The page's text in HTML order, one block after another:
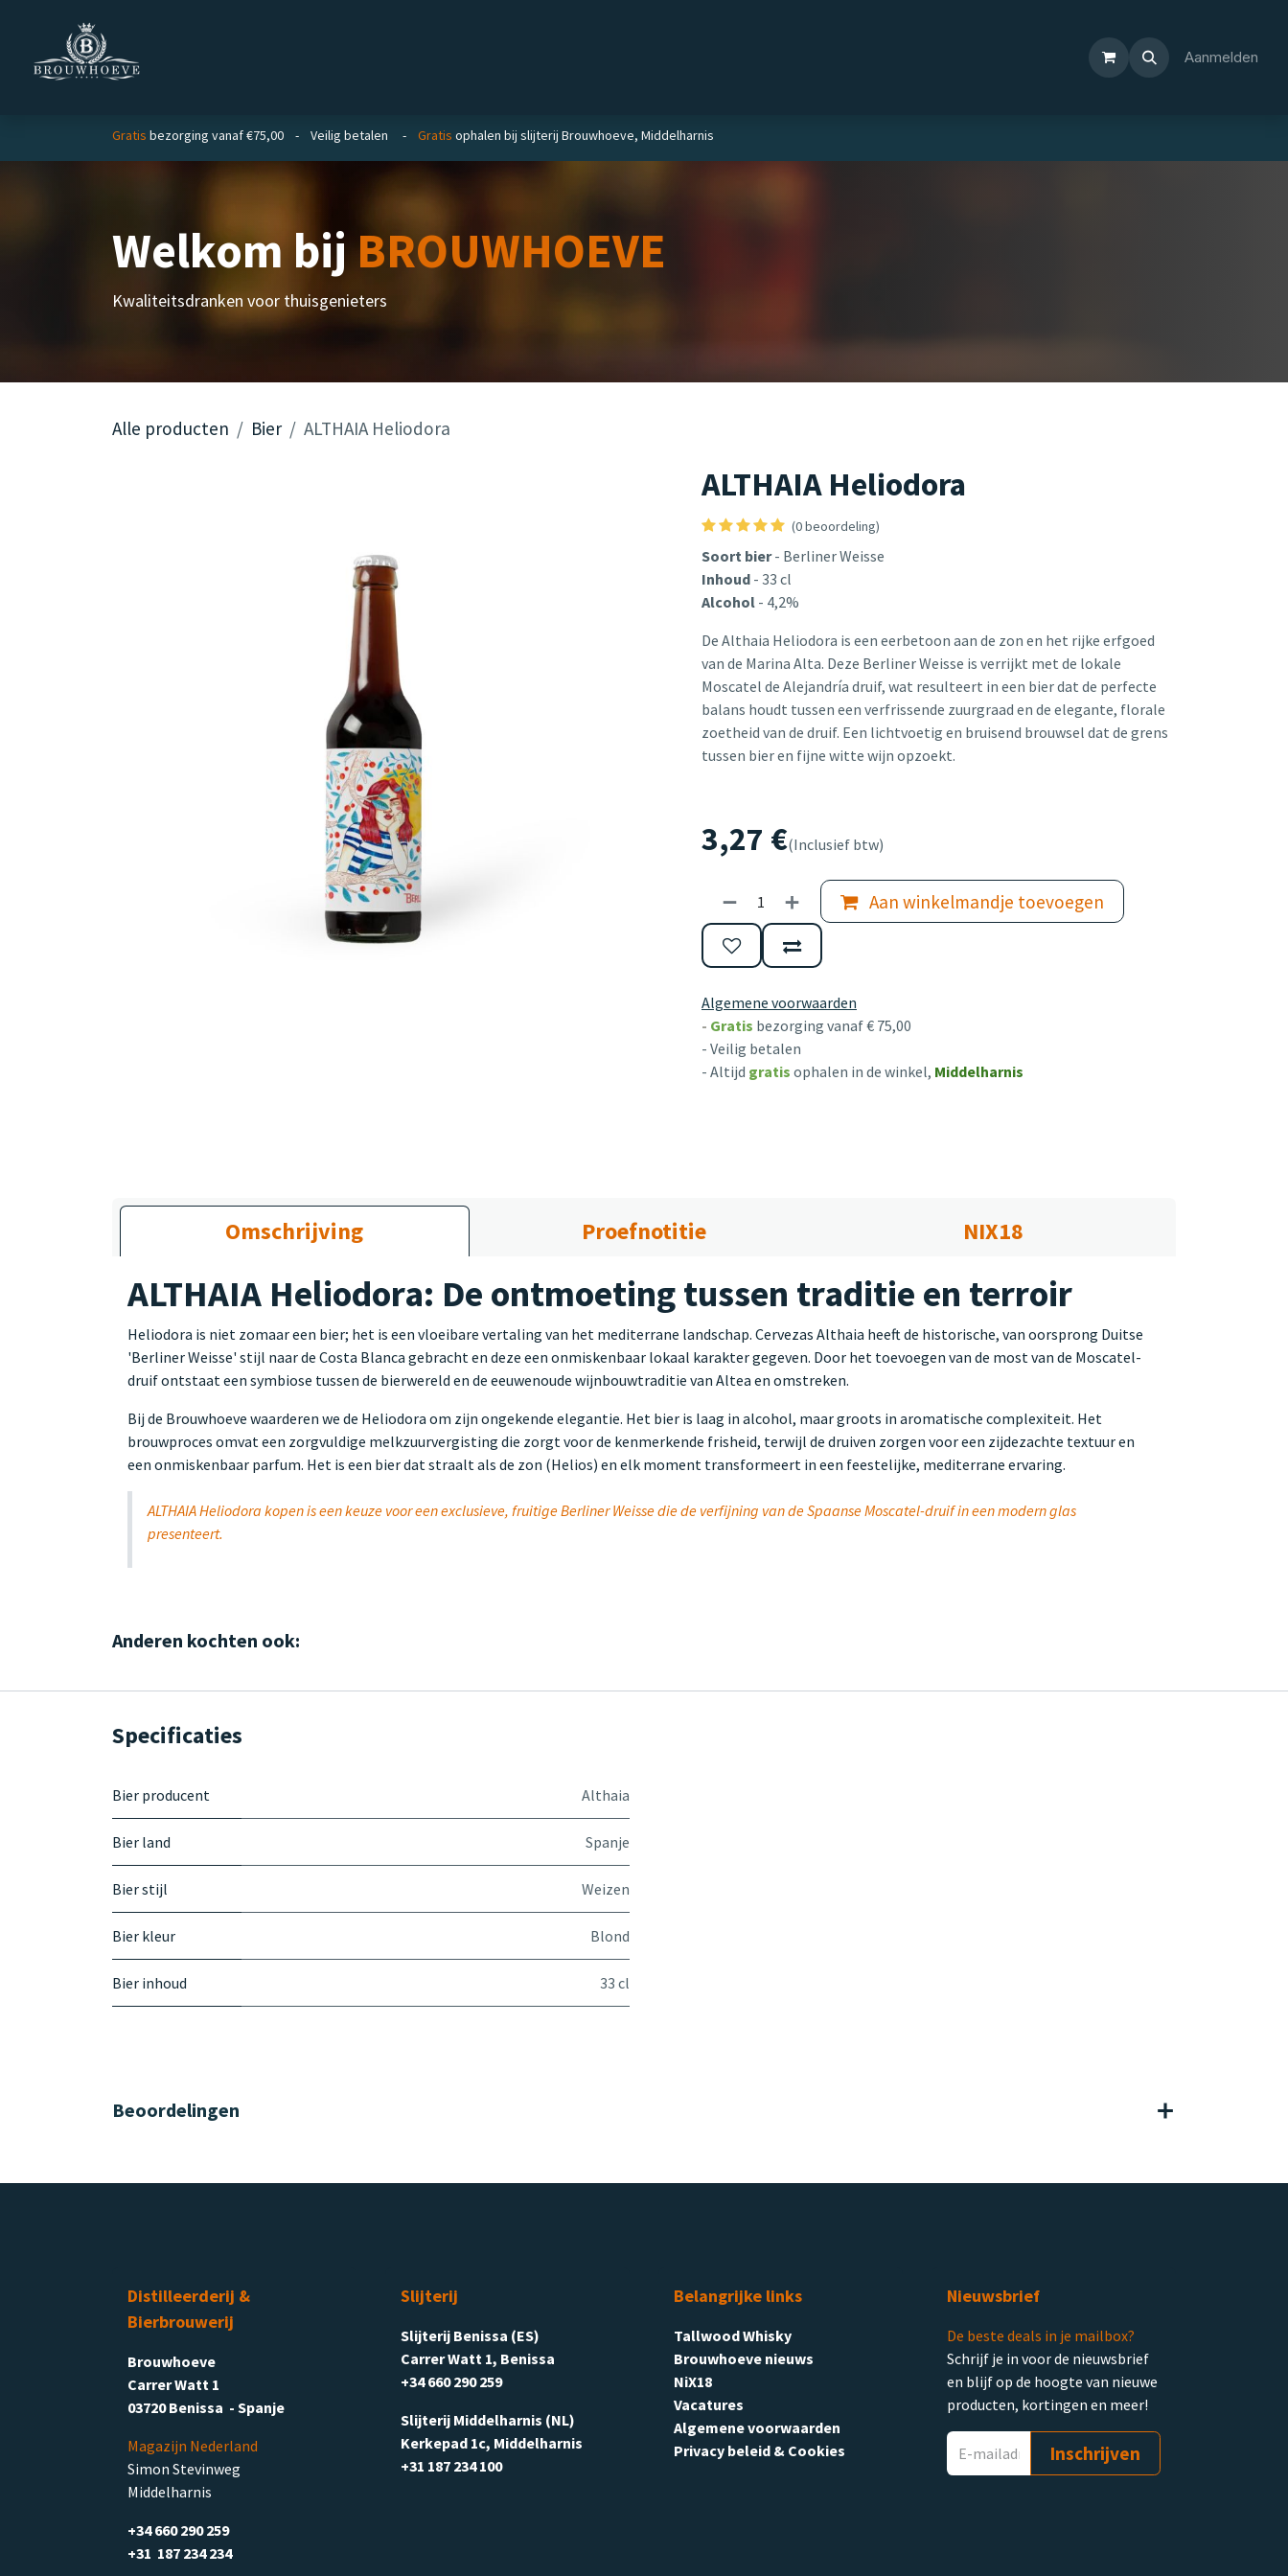
Aanmelden
Gratis bezorging vanaf €75,00 - Veilig betalen - Gratis ophalen bij slijterij Brouwhoeve, Middelharnis
Welkom bijBROUWHOEVE
Kwaliteitsdranken voor thuisgenieters
Alle producten Bier ALTHAIA Heliodora
ALTHAIA Heliodora
(0 beoordeling)
Soort bier- Berliner Weisse
Inhoud - 33 cl
Alcohol - 4,2%
De Althaia Heliodora is een eerbetoon aan de zon en het rijke erfgoed
van de Marina Alta. Deze Berliner Weisse is verrijkt met de lokale
Moscatel de Alejandría druif, wat resulteert in een bier dat de perfecte
balans houdt tussen een verfrissende zuurgraad en de elegante, florale
zoetheid van de druif. Een lichtvoetig en bruisend brouwsel dat de grens
tussen bier en fijne witte wijn opzoekt.
3,27 €(Inclusief btw)
Aan winkelmandje toevoegen
Algemene voorwaarden
- Gratis bezorging vanaf € 75,00
- Veilig betalen
- Altijd gratis ophalen in de winkel, Middelharnis
Omschrijving Proefnotitie NIX18
ALTHAIA Heliodora: De ontmoeting tussen traditie en terroir
Heliodora is niet zomaar een bier; het is een vloeibare vertaling van het mediterrane landschap. Cervezas Althaia heeft de historische, van oorsprong Duitse
'Berliner Weisse' stijl naar de Costa Blanca gebracht en deze een onmiskenbaar lokaal karakter gegeven. Door het toevoegen van de most van de Moscatel-
druif ontstaat een symbiose tussen de bierwereld en de eeuwenoude wijnbouwtraditie van Altea en omstreken.
Bij de Brouwhoeve waarderen we de Heliodora om zijn ongekende elegantie. Het bier is laag in alcohol, maar groots in aromatische complexiteit. Het
brouwproces omvat een zorgvuldige melkzuurvergisting die zorgt voor de kenmerkende frisheid, terwijl de druiven zorgen voor een zijdezachte textuur en
een onmiskenbaar parfum. Het is een bier dat straalt als de zon (Helios) en elk moment transformeert in een feestelijke, mediterrane ervaring.
ALTHAIA Heliodora kopen is een keuze voor een exclusieve, fruitige Berliner Weisse die de verfijning van de Spaanse Moscatel-druif in een modern glas
presenteert.
Anderen kochten ook:
Specificaties
Bier producent Althaia
Bier land Spanje
Bier stijl Weizen
Bier kleur Blond
Bier inhoud 33 cl
Beoordelingen
Distilleerderij &
Bierbrouwerij
Brouwhoeve
Carrer Watt 1
03720 Benissa - Spanje
Magazijn Nederland
Simon Stevinweg
Middelharnis
+34 660 290 259
+31 187 234 234
Slijterij
Slijterij Benissa (ES)
Carrer Watt 1, Benissa
+34 660 290 259
Slijterij Middelharnis (NL)
Kerkepad 1c, Middelharnis
+31 187 234 100
Belangrijke links
Tallwood Whisky
Brouwhoeve nieuws
NiX18
Vacatures
Algemene voorwaarden
Privacy beleid & Cookies
Nieuwsbrief
De beste deals in je mailbox?
Schrijf je in voor de nieuwsbrief
en blijf op de hoogte van nieuwe
producten, kortingen en meer!
Inschrijven